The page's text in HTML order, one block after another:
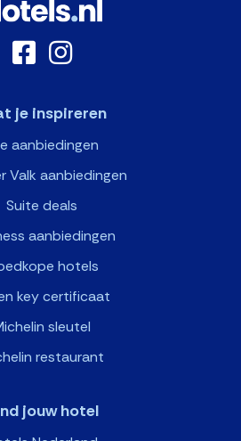
je inspireren
aanbiedingen
Valk aanbiedingen
Suite deals
aanbiedingen
hotels
key certificaat
sleutel
restaurant
jouw hotel